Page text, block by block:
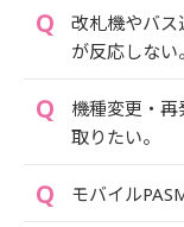
改札機やバス
が反応しない。
機種変更・再
取りたい。
モバイル